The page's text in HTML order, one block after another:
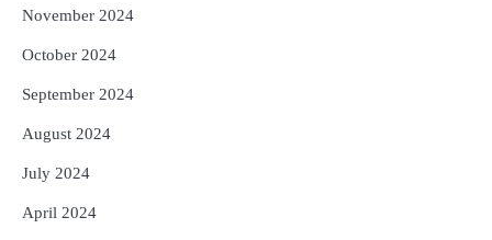
November 2024
October 2024
September 2024
August 2024
July 2024
April 2024